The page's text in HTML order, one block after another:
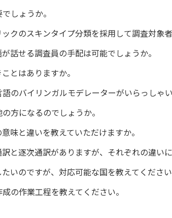
しょうか。
クのスキンタイプ分類を採用して調査対象
話せる調査員の手配は可能でしょうか。
とはありますか。
のバイリンガルモデレーターがいらっしゃい
方になるのでしょうか。
味と違いを教えていただけますか。
と逐次通訳がありますが、それぞれの違い
いのですが、対応可能な国を教えてください
の作業工程を教えてください。